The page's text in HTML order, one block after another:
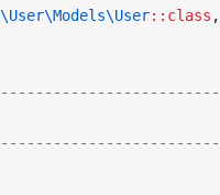
::class ,